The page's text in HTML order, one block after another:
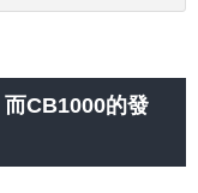
CB1000的發